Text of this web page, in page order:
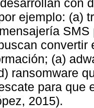
con
ejemplo: (a)
(a)
ransomware
para que
2015).